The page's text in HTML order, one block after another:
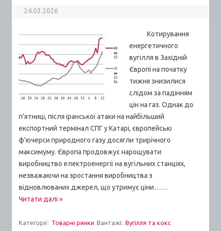
24.03.2026
Котирування
енергетичного
вугілля в Західній
Європі на початку
тижня знизилися
слідом за падінням
цін на газ. Однак до
п’ятниці, після іранської атаки на найбільший
експортний термінал СПГ у Катарі, європейські
ф’ючерси природного газу досягли трирічного
максимуму. Європа продовжує нарощувати
виробництво електроенергії на вугільних станціях,
незважаючи на зростання виробництва з
відновлюваних джерел, що утримує ціни……
Читати далі »
Категорії: Товарні ринки Вантажі: Вугілля та кокс